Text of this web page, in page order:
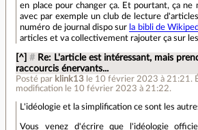
en place pour changer ça. Et pourtant, ça ne
avec par exemple un club de lecture
numéro de journal dispo sur la bibli de
articles et va collectivement rajouter ça sur
[^] # Re: L'article est intéressant, mais
raccourcis énervants...
Posté par klink13 le 10 février 2023 à 21:21 .
modification le 10 février 2023 à 21:22.
L'idéologie et la simplification ce sont les
Vous venez d'écrire que l'idéologie